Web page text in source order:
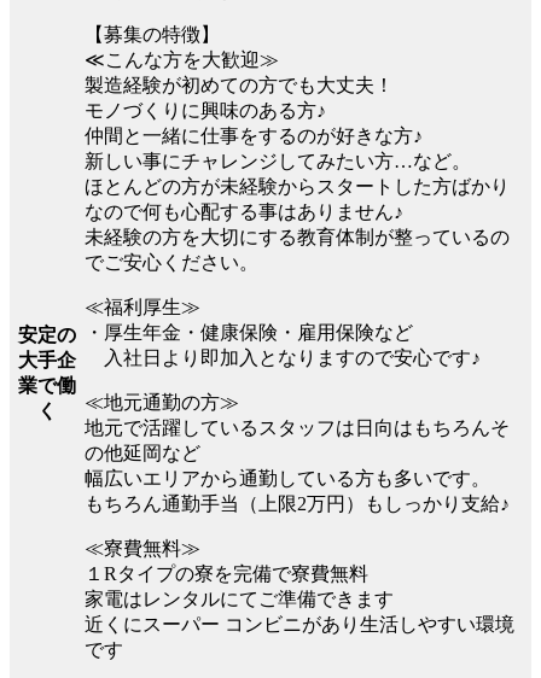
安定の
大手企
業で働
く
【募集の特徴】
≪こんな方を大歓迎≫
製造経験が初めての方でも大丈夫！
モノづくりに興味のある方♪
仲間と一緒に仕事をするのが好きな方♪
新しい事にチャレンジしてみたい方…など。
ほとんどの方が未経験からスタートした方ばかり
なので何も心配する事はありません♪
未経験の方を大切にする教育体制が整っているの
でご安心ください。
≪福利厚生≫
・厚生年金・健康保険・雇用保険など
入社日より即加入となりますので安心です♪
≪地元通勤の方≫
地元で活躍しているスタッフは日向はもちろんそ
の他延岡など
幅広いエリアから通勤している方も多いです。
もちろん通勤手当（上限2万円）もしっかり支給♪
≪寮費無料≫
１Rタイプの寮を完備で寮費無料
家電はレンタルにてご準備できます
近くにスーパー コンビニがあり生活しやすい環境
です